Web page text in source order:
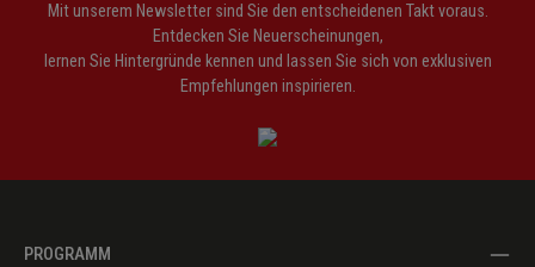
Mit unserem Newsletter sind Sie den entscheidenen Takt voraus.
Entdecken Sie Neuerscheinungen,
lernen Sie Hintergründe kennen und lassen Sie sich von exklusiven
Empfehlungen inspirieren.
PROGRAMM